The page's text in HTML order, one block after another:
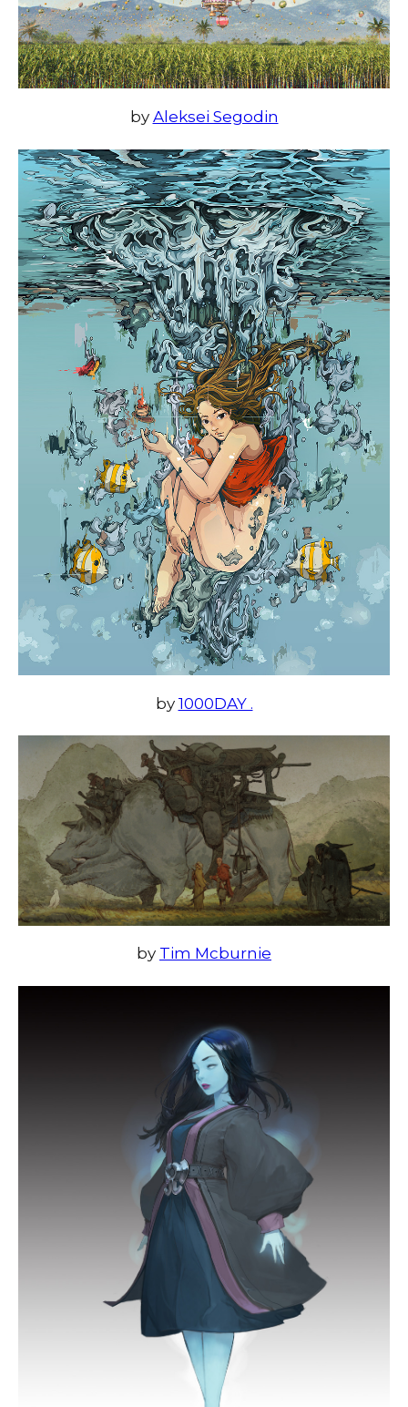
by Aleksei Segodin
by 1000DAY .
by Tim Mcburnie